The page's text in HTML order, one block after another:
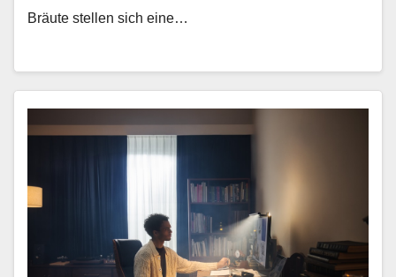
Bräute stellen sich eine…